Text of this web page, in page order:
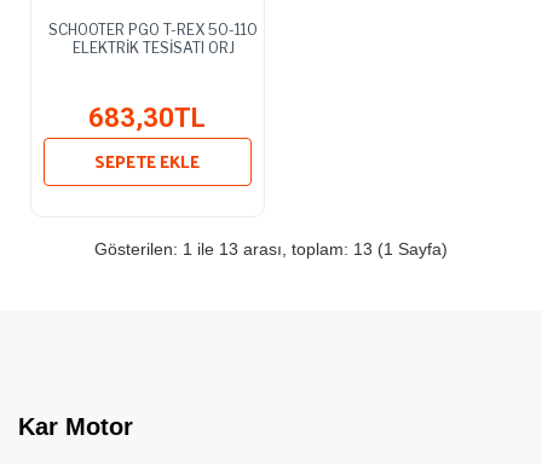
SCHOOTER PGO T-REX 50-110
ELEKTRİK TESİSATI ORJ
683,30TL
SEPETE EKLE
Gösterilen: 1 ile 13 arası, toplam: 13 (1 Sayfa)
Kar Motor